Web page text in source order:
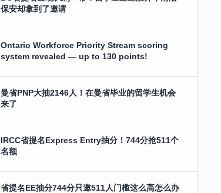
保安却拿到了邀请
Ontario Workforce Priority Stream scoring
system revealed — up to 130 points!
曼省PNP大抽2146人！在曼省毕业的留学生机会
来了
IRCC省提名Express Entry抽分！744分抢511个
名额
省提名EE抽分744分只邀511人门槛这么高怎么办